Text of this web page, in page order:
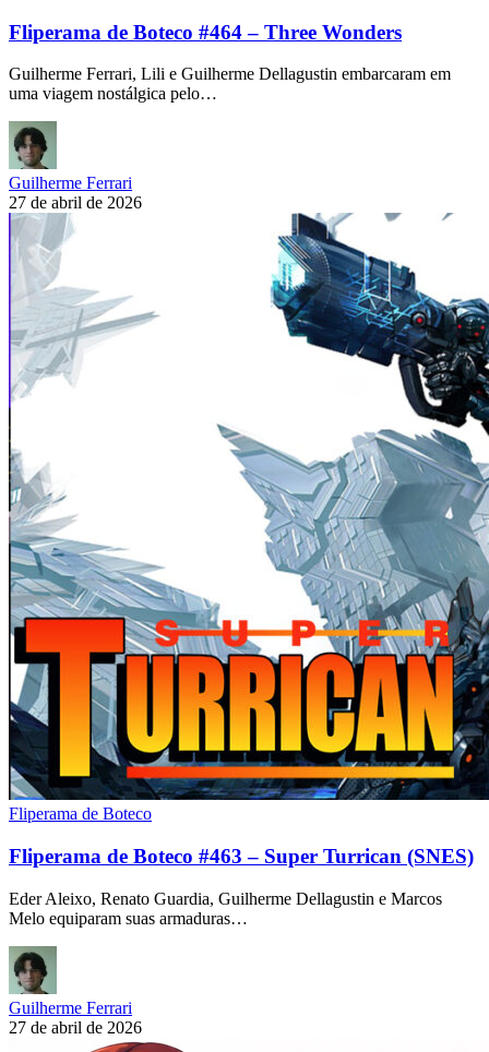
Fliperama de Boteco #464 – Three Wonders
Guilherme Ferrari, Lili e Guilherme Dellagustin embarcaram em
uma viagem nostálgica pelo…
Guilherme Ferrari
27 de abril de 2026
Fliperama de Boteco
Fliperama de Boteco #463 – Super Turrican (SNES)
Eder Aleixo, Renato Guardia, Guilherme Dellagustin e Marcos
Melo equiparam suas armaduras…
Guilherme Ferrari
27 de abril de 2026